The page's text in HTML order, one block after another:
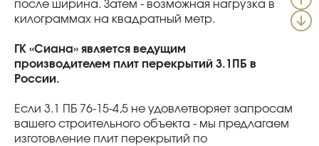
после ширина. Затем - возможная нагрузка в
килограммах на квадратный метр.
ГК «Сиана» является ведущим
производителем плит перекрытий 3.1ПБ в
России.
Если 3.1 ПБ 76-15-4,5 не удовлетворяет запросам
вашего строительного объекта - мы предлагаем
изготовление плит перекрытий по